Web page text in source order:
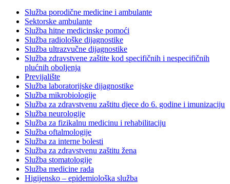
Služba porodične medicine i ambulante
Sektorske ambulante
Služba hitne medicinske pomoći
Služba radiološke dijagnostike
Služba ultrazvučne dijagnostike
Služba zdravstvene zaštite kod specifičnih i nespecifičnih
plućnih oboljenja
Previjalište
Služba laboratorijske dijagnostike
Služba mikrobiologije
Služba za zdravstvenu zaštitu djece do 6. godine i imunizaciju
Služba neurologije
Služba za fizikalnu medicinu i rehabilitaciju
Služba oftalmologije
Služba za interne bolesti
Služba za zdravstvenu zaštitu žena
Služba stomatologije
Služba medicine rada
Higijensko – epidemiološka služba